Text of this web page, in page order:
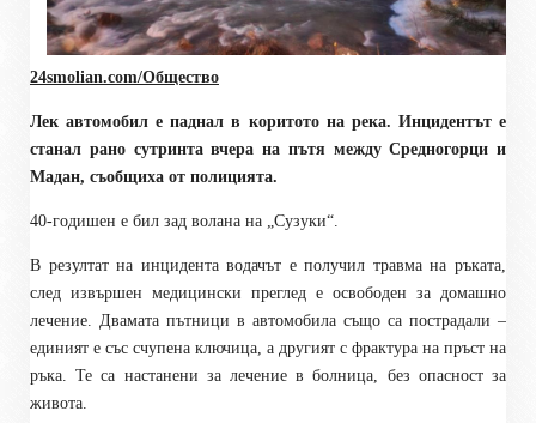
24smolian.com/Общество
Лек автомобил е паднал в коритото на река. Инцидентът е
станал рано сутринта вчера на пътя между Средногорци и
Мадан, съобщиха от полицията.
40-годишен е бил зад волана на „Сузуки“.
В резултат на инцидента водачът е получил травма на ръката,
след извършен медицински преглед е освободен за домашно
лечение. Двамата пътници в автомобила също са пострадали –
единият е със счупена ключица, а другият с фрактура на пръст на
ръка. Те са настанени за лечение в болница, без опасност за
живота.